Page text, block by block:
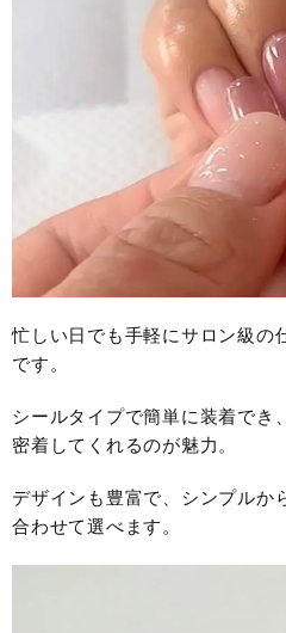
忙しい日でも手軽にサロン級の
です。
シールタイプで簡単に装着でき
密着してくれるのが魅力。
デザインも豊富で、シンプルか
合わせて選べます。